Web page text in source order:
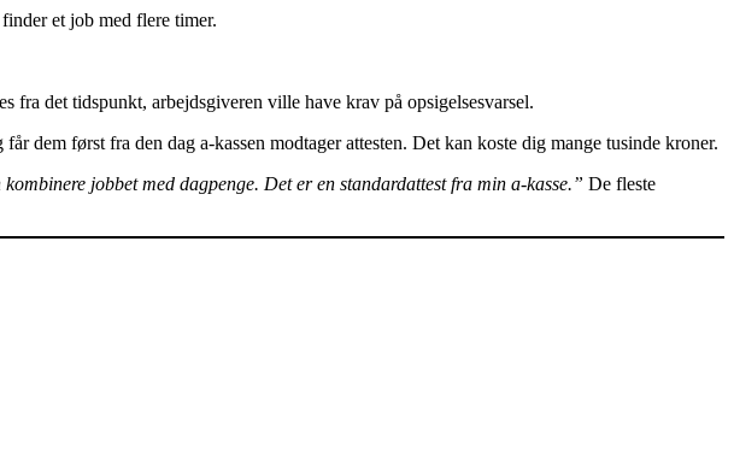
et job med flere timer.
fra det tidspunkt, arbejdsgiveren ville have krav på opsigelsesvarsel.
dem først fra den dag a-kassen modtager attesten. Det kan koste dig mange tusinde kroner.
jobbet med dagpenge. Det er en standardattest fra min a-kasse.” De fleste